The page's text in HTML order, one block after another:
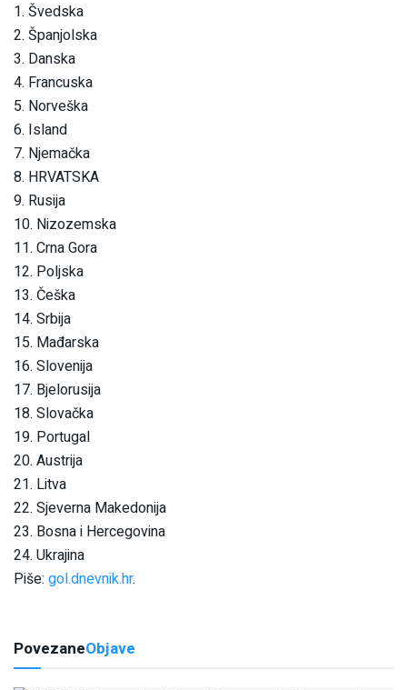
1. Švedska
2. Španjolska
3. Danska
4. Francuska
5. Norveška
6. Island
7. Njemačka
8. HRVATSKA
9. Rusija
10. Nizozemska
11. Crna Gora
12. Poljska
13. Češka
14. Srbija
15. Mađarska
16. Slovenija
17. Bjelorusija
18. Slovačka
19. Portugal
20. Austrija
21. Litva
22. Sjeverna Makedonija
23. Bosna i Hercegovina
24. Ukrajina
Piše: gol.dnevnik.hr.
PovezaneObjave